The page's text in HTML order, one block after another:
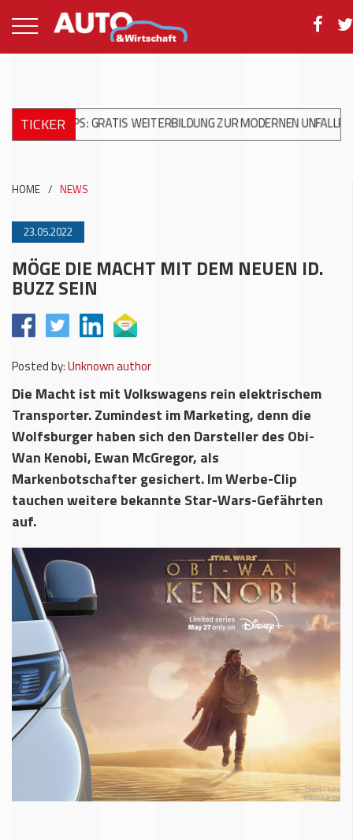
TICKER
GRATIS WEITERBILDUNG ZUR MODERNEN UNFALLREPARATUR
HOME / NEWS
23.05.2022
MÖGE DIE MACHT MIT DEM NEUEN ID.
BUZZ SEIN
Posted by:Unknown author
Die Macht ist mit Volkswagens rein elektrischem
Transporter. Zumindest im Marketing, denn die
Wolfsburger haben sich den Darsteller des Obi-
Wan Kenobi, Ewan McGregor, als
Markenbotschafter gesichert. Im Werbe-Clip
tauchen weitere bekannte Star-Wars-Gefährten
auf.